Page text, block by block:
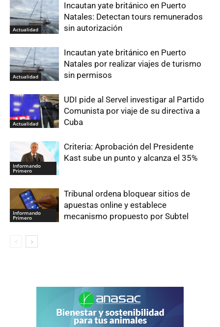
Actualidad
Incautan yate británico en Puerto
Natales: Detectan tours remunerados
sin autorización
Actualidad
Incautan yate británico en Puerto
Natales por realizar viajes de turismo
sin permisos
Actualidad
UDI pide al Servel investigar al Partido
Comunista por viaje de su directiva a
Cuba
Informando
Primero
Criteria: Aprobación del Presidente
Kast sube un punto y alcanza el 35%
Informando
Primero
Tribunal ordena bloquear sitios de
apuestas online y establece
mecanismo propuesto por Subtel